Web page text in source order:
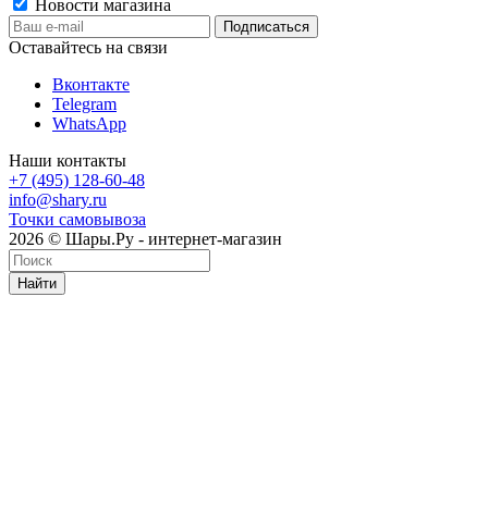
Новости магазина
Оставайтесь на связи
Вконтакте
Telegram
WhatsApp
Наши контакты
+7 (495) 128-60-48
info@shary.ru
Точки самовывоза
2026 © Шары.Ру - интернет-магазин
Найти